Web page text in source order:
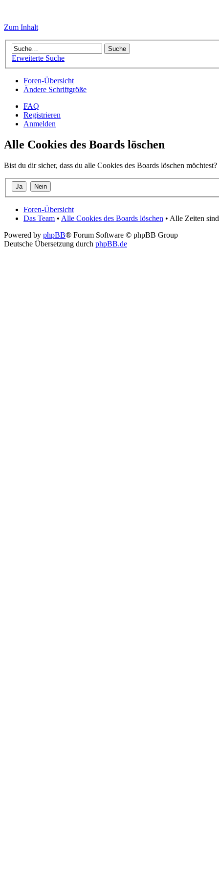
Zum Inhalt
Erweiterte Suche
Foren-Übersicht
Ändere Schriftgröße
FAQ
Registrieren
Anmelden
Alle Cookies des Boards löschen
Bist du dir sicher, dass du alle Cookies des Boards löschen möchtest?
Foren-Übersicht
Das Team • Alle Cookies des Boards löschen • Alle Zeiten
Powered by phpBB® Forum Software © phpBB Group
Deutsche Übersetzung durch phpBB.de